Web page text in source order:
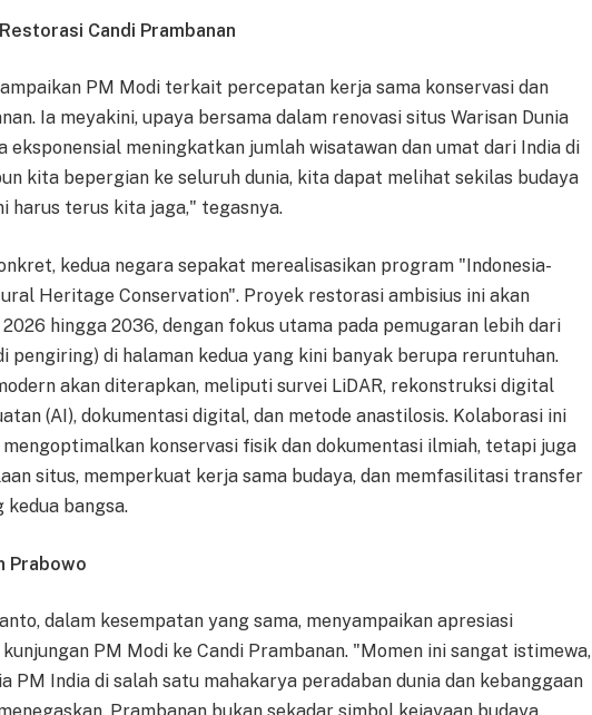
Candi Prambanan
PM Modi terkait percepatan kerja sama konservasi dan
Ia meyakini, upaya bersama dalam renovasi situs Warisan Dunia
eksponensial meningkatkan jumlah wisatawan dan umat dari India di
kita bepergian ke seluruh dunia, kita dapat melihat sekilas budaya
harus terus kita jaga," tegasnya.
kedua negara sepakat merealisasikan program "Indonesia-
Heritage Conservation". Proyek restorasi ambisius ini akan
hingga 2036, dengan fokus utama pada pemugaran lebih dari
pengiring) di halaman kedua yang kini banyak berupa reruntuhan.
akan diterapkan, meliputi survei LiDAR, rekonstruksi digital
(AI), dokumentasi digital, dan metode anastilosis. Kolaborasi ini
konservasi fisik dan dokumentasi ilmiah, tetapi juga
situs, memperkuat kerja sama budaya, dan memfasilitasi transfer
kedua bangsa.
Prabowo
dalam kesempatan yang sama, menyampaikan apresiasi
PM Modi ke Candi Prambanan. "Momen ini sangat istimewa,
PM India di salah satu mahakarya peradaban dunia dan kebanggaan